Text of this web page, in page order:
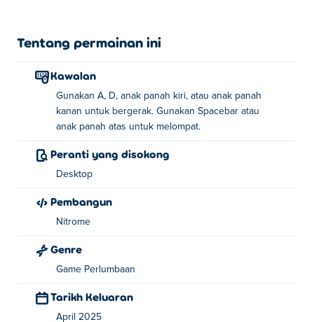
boleh bermain bersama dalam mod 2 pemain. Adakah
Bagaimana untuk bermain Flipside?
Gunakan A dan D atau kekunci anak panah kiri
dan kanan untuk bergerak!
Gunakan bar ruang atau kekunci anak panah atas
untuk melompat!
Siapa yang mencipta Flipside?
mereka yang lain Poki:
Dangle
Bagaimanakah saya boleh bermain Flipside
secara percuma?
Tentang permainan ini
Kawalan
Gunakan A, D, anak panah kiri, atau anak panah
kanan untuk bergerak. Gunakan Spacebar atau
anak panah atas untuk melompat.
Peranti yang disokong
Desktop
Pembangun
Nitrome
Genre
Game Perlumbaan
Tarikh Keluaran
April 2025